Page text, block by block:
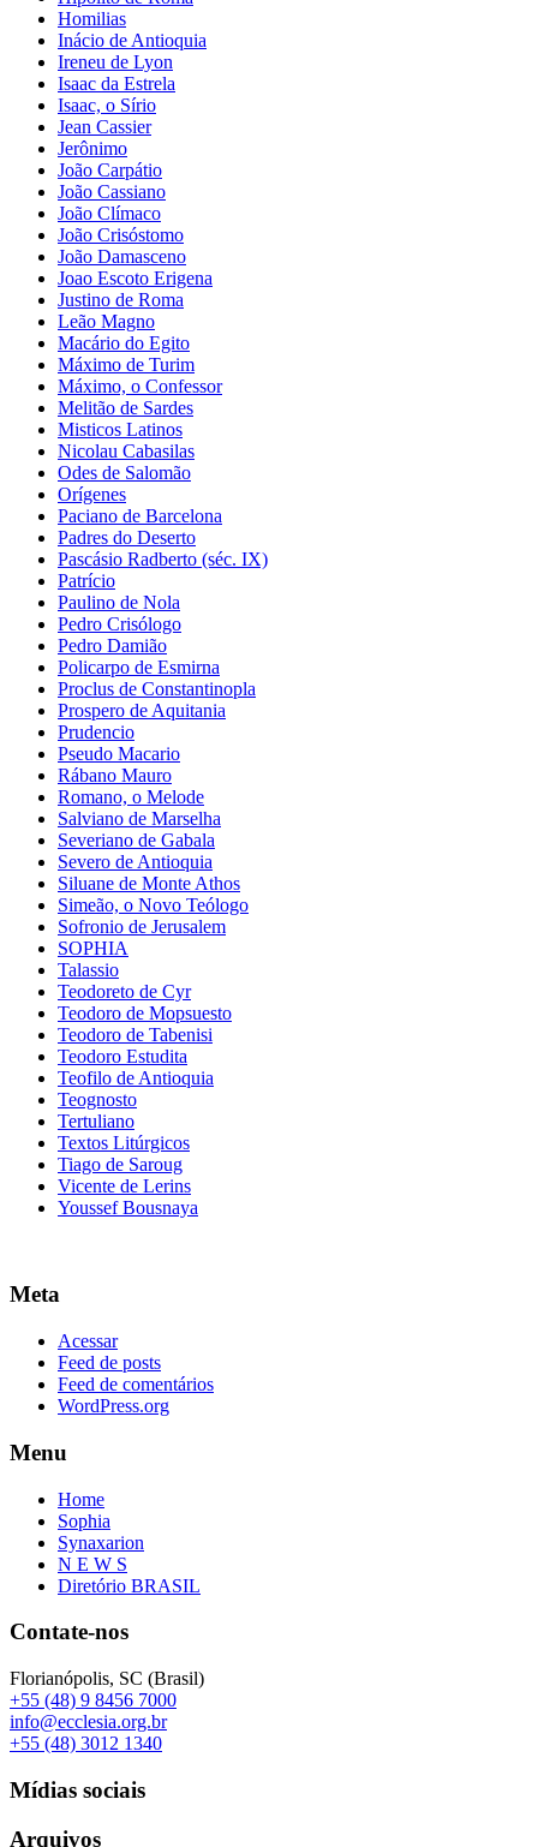
Homilias
Inácio de Antioquia
Ireneu de Lyon
Isaac da Estrela
Isaac, o Sírio
Jean Cassier
Jerônimo
João Carpátio
João Cassiano
João Clímaco
João Crisóstomo
João Damasceno
Joao Escoto Erigena
Justino de Roma
Leão Magno
Macário do Egito
Máximo de Turim
Máximo, o Confessor
Melitão de Sardes
Misticos Latinos
Nicolau Cabasilas
Odes de Salomão
Orígenes
Paciano de Barcelona
Padres do Deserto
Pascásio Radberto (séc. IX)
Patrício
Paulino de Nola
Pedro Crisólogo
Pedro Damião
Policarpo de Esmirna
Proclus de Constantinopla
Prospero de Aquitania
Prudencio
Pseudo Macario
Rábano Mauro
Romano, o Melode
Salviano de Marselha
Severiano de Gabala
Severo de Antioquia
Siluane de Monte Athos
Simeão, o Novo Teólogo
Sofronio de Jerusalem
SOPHIA
Talassio
Teodoreto de Cyr
Teodoro de Mopsuesto
Teodoro de Tabenisi
Teodoro Estudita
Teofilo de Antioquia
Teognosto
Tertuliano
Textos Litúrgicos
Tiago de Saroug
Vicente de Lerins
Youssef Bousnaya
Meta
Acessar
Feed de posts
Feed de comentários
WordPress.org
Menu
Home
Sophia
Synaxarion
N E W S
Diretório BRASIL
Contate-nos
Florianópolis, SC (Brasil)
+55 (48) 9 8456 7000
info@ecclesia.org.br
+55 (48) 3012 1340
Mídias sociais
Arquivos